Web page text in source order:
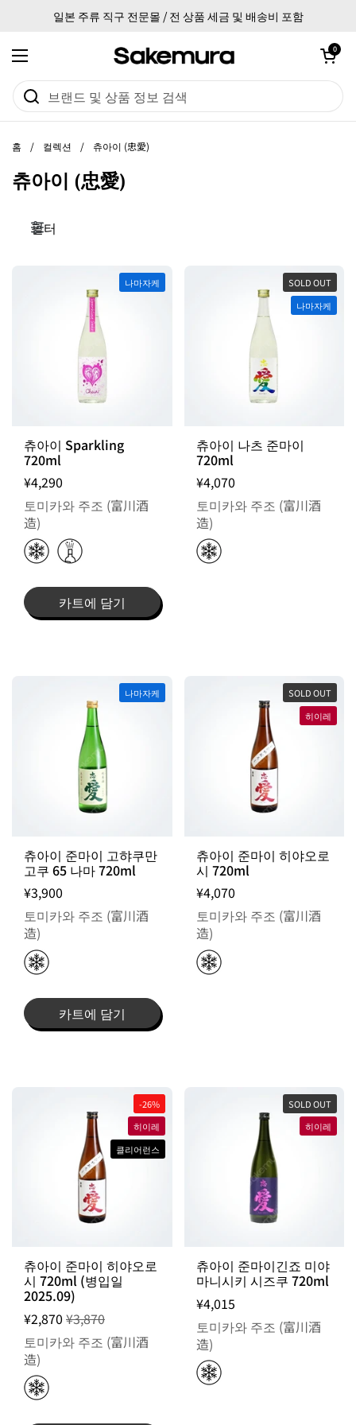
일본 주류 직구 전문몰 / 전 상품 세금 및 배송비 포함
메뉴 열기
카트 열기
0
홈 / 컬렉션 / 츄아이 (忠愛)
츄아이 (忠愛)
필터
츄아이 Sparkling
720ml
¥4,290
토미카와 주조 (富川酒
造)
카트에 담기
나마자케
츄아이 나츠 준마이
720ml
¥4,070
토미카와 주조 (富川酒
造)
SOLD OUT
나마자케
츄아이 준마이 고햐쿠만
고쿠 65 나마 720ml
¥3,900
토미카와 주조 (富川酒
造)
카트에 담기
나마자케
츄아이 준마이 히야오로
시 720ml
¥4,070
토미카와 주조 (富川酒
造)
SOLD OUT
히이레
츄아이 준마이 히야오로
시 720ml (병입일
2025.09)
¥2,870 ¥3,870
토미카와 주조 (富川酒
造)
-26%
히이레
클리어런스
츄아이 준마이긴죠 미야
마니시키 시즈쿠 720ml
¥4,015
토미카와 주조 (富川酒
造)
SOLD OUT
히이레